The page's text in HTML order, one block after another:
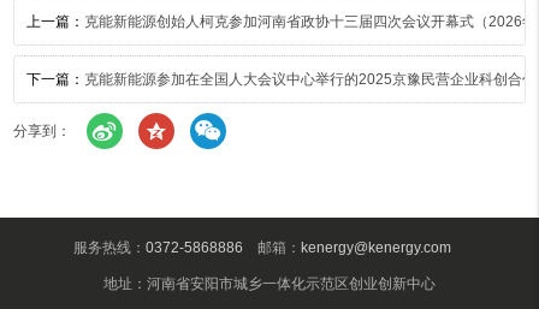
上一篇： 克能新能源创始人柯克参加河南省政协十三届四次会议开幕式（2026
下一篇： 克能新能源参加在全国人大会议中心举行的2025京豫民营企业科创合
分享到：
服务热线： 0372-5868886 邮箱： kenergy@kenergy.com
地址：河南省安阳市城乡一体化示范区创业创新中心